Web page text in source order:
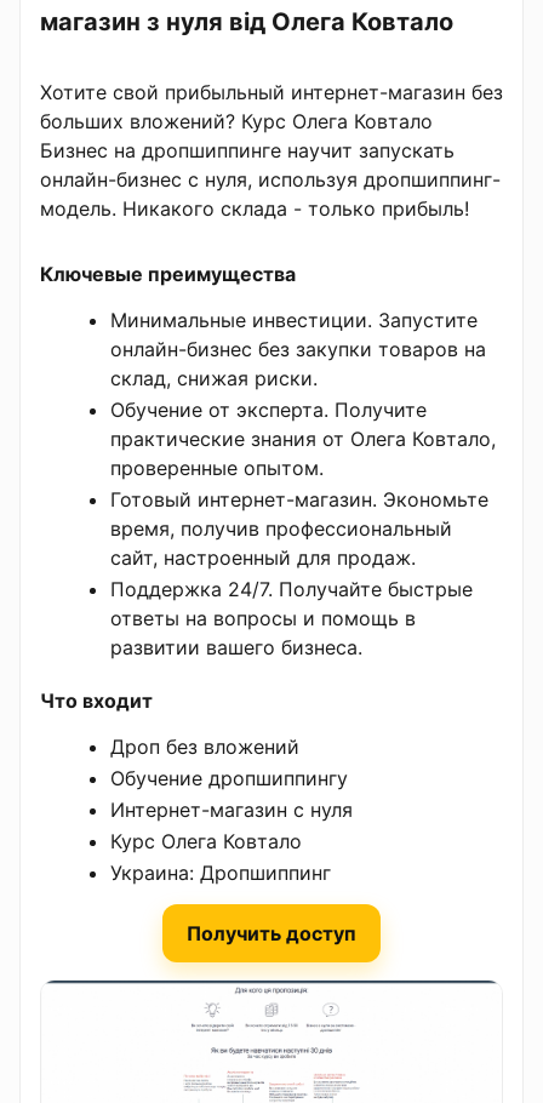
магазин з нуля від Олега Ковтало
Хотите свой прибыльный интернет-магазин без
больших вложений? Курс Олега Ковтало
Бизнес на дропшиппинге научит запускать
онлайн-бизнес с нуля, используя дропшиппинг-
модель. Никакого склада - только прибыль!
Ключевые преимущества
Минимальные инвестиции. Запустите
онлайн-бизнес без закупки товаров на
склад, снижая риски.
Обучение от эксперта. Получите
практические знания от Олега Ковтало,
проверенные опытом.
Готовый интернет-магазин. Экономьте
время, получив профессиональный
сайт, настроенный для продаж.
Поддержка 24/7. Получайте быстрые
ответы на вопросы и помощь в
развитии вашего бизнеса.
Что входит
Дроп без вложений
Обучение дропшиппингу
Интернет-магазин с нуля
Курс Олега Ковтало
Украина: Дропшиппинг
Получить доступ